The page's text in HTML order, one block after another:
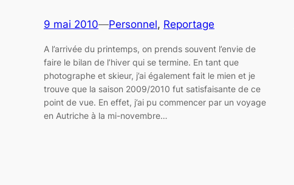
9 mai 2010—Personnel, Reportage
A l’arrivée du printemps, on prends souvent l’envie de
faire le bilan de l’hiver qui se termine. En tant que
photographe et skieur, j’ai également fait le mien et je
trouve que la saison 2009/2010 fut satisfaisante de ce
point de vue. En effet, j’ai pu commencer par un voyage
en Autriche à la mi-novembre…